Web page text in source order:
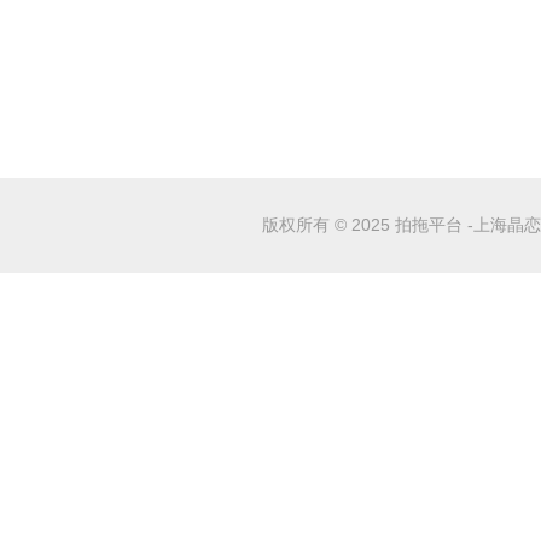
版权所有 © 2025 拍拖平台 -上海